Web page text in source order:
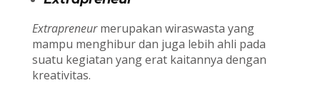
Extrapreneurmerupakan wiraswasta yang
mampu menghibur dan juga lebih ahli pada
suatu kegiatan yang erat kaitannya dengan
kreativitas.